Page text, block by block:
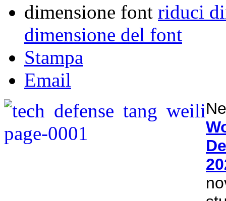
dimensione font riduci
dimensione del font
Stampa
Email